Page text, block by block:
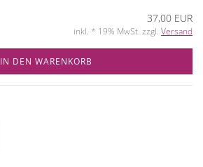
37,00 EUR
inkl. * 19% MwSt. zzgl. Versand
IN DEN WARENKORB